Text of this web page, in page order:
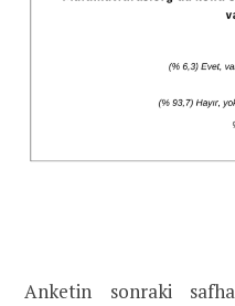
Anketin sonraki